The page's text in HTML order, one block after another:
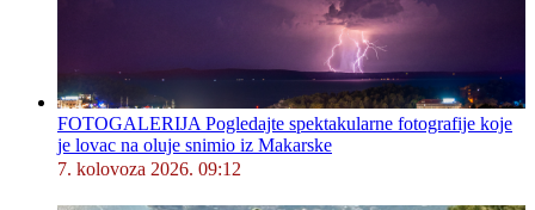
FOTOGALERIJA Pogledajte spektakularne fotografije koje
je lovac na oluje snimio iz Makarske
7. kolovoza 2026. 09:12